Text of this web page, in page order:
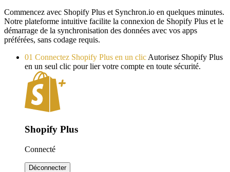
Commencez avec Shopify Plus et Synchron.io en quelques minutes.
Notre plateforme intuitive facilite la connexion de Shopify Plus et le
démarrage de la synchronisation des données avec vos apps
préférées, sans codage requis.
01 Connectez Shopify Plus en un clic Autorisez Shopify Plus
en un seul clic pour lier votre compte en toute sécurité.
Shopify Plus
Connecté
Déconnecter